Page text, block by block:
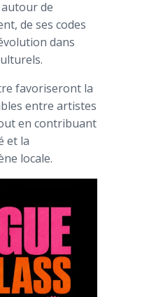
autour de
de ses codes
dans
favoriseront la
entre artistes
en contribuant
et la
locale.